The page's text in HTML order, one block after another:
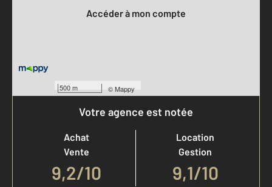
500 m ©Mappy
Accéder à mon compte
Votre agence est notée
Achat
Vente
9,2/10
Location
Gestion
9,1/10